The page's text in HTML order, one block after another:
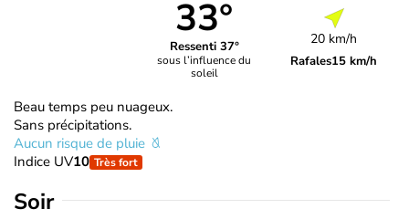
33°
Ressenti 37°
sous l’influence du
soleil
20 km/h
Rafales15 km/h
Beau temps peu nuageux.
Sans précipitations.
Aucun risque de pluie
Indice UV10 Très fort
Soir